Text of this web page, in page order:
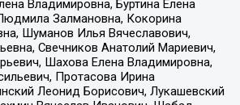
Владимировна, Буртина Елена
Залмановна, Кокорина
Шуманов Илья Вячеславович,
Свечников Анатолий Мариевич,
Шахова Елена Владимировна,
Протасова Ирина
Леонид Борисович, Лукашевский